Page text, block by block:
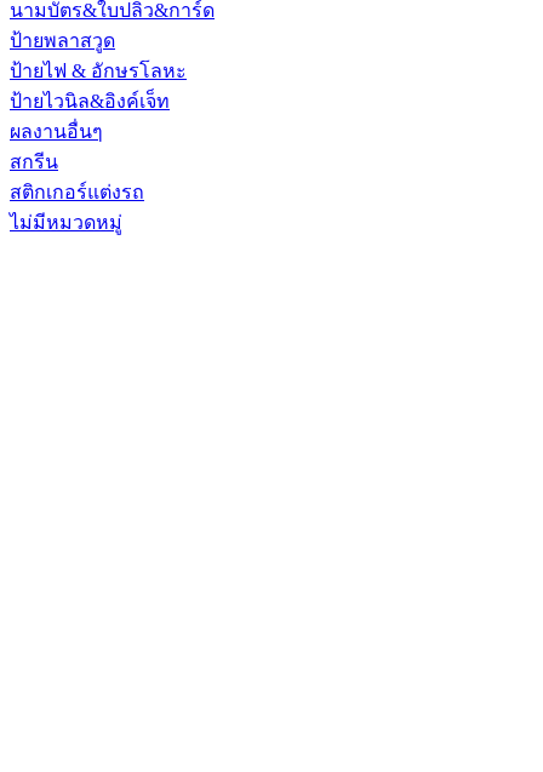
นามบัตร&ใบปลิว&การ์ด
ป้ายพลาสวูด
ป้ายไฟ & อักษรโลหะ
ป้ายไวนิล&อิงค์เจ็ท
ผลงานอื่นๆ
สกรีน
สติกเกอร์แต่งรถ
ไม่มีหมวดหมู่